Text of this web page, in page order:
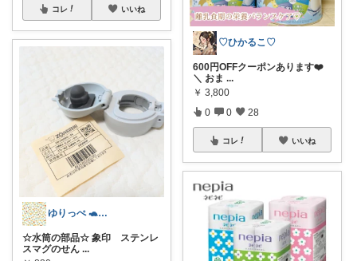
コレ いいね
ゆりっぺ 🐢…
☆水筒の部品☆ 象印 ステンレ
スマグのせん ...
♡ひかるこ♡
600円OFFクーポンあります❤️
＼ おま ...
￥ 3,800
0 0 28
コレ いいね